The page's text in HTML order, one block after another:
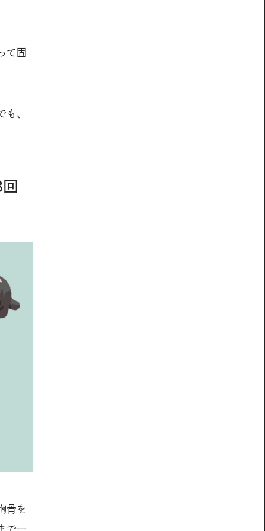
て固
、
骨を